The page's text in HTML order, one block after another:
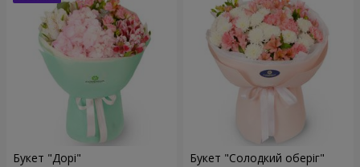
Букет "Дорі" Букет "Солодкий оберіг"